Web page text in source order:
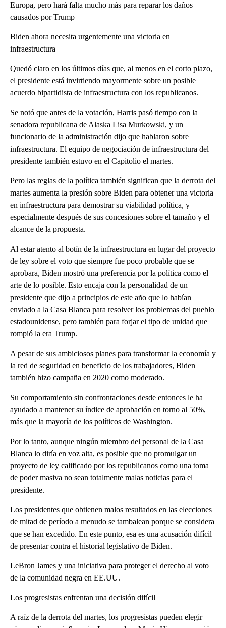
Europa, pero hará falta mucho más para reparar los daños
causados por Trump
Biden ahora necesita urgentemente una victoria en
infraestructura
Quedó claro en los últimos días que, al menos en el corto plazo,
el presidente está invirtiendo mayormente sobre un posible
acuerdo bipartidista de infraestructura con los republicanos.
Se notó que antes de la votación, Harris pasó tiempo con la
senadora republicana de Alaska Lisa Murkowski, y un
funcionario de la administración dijo que hablaron sobre
infraestructura. El equipo de negociación de infraestructura del
presidente también estuvo en el Capitolio el martes.
Pero las reglas de la política también significan que la derrota del
martes aumenta la presión sobre Biden para obtener una victoria
en infraestructura para demostrar su viabilidad política, y
especialmente después de sus concesiones sobre el tamaño y el
alcance de la propuesta.
Al estar atento al botín de la infraestructura en lugar del proyecto
de ley sobre el voto que siempre fue poco probable que se
aprobara, Biden mostró una preferencia por la política como el
arte de lo posible. Esto encaja con la personalidad de un
presidente que dijo a principios de este año que lo habían
enviado a la Casa Blanca para resolver los problemas del pueblo
estadounidense, pero también para forjar el tipo de unidad que
rompió la era Trump.
A pesar de sus ambiciosos planes para transformar la economía y
la red de seguridad en beneficio de los trabajadores, Biden
también hizo campaña en 2020 como moderado.
Su comportamiento sin confrontaciones desde entonces le ha
ayudado a mantener su índice de aprobación en torno al 50%,
más que la mayoría de los políticos de Washington.
Por lo tanto, aunque ningún miembro del personal de la Casa
Blanca lo diría en voz alta, es posible que no promulgar un
proyecto de ley calificado por los republicanos como una toma
de poder masiva no sean totalmente malas noticias para el
presidente.
Los presidentes que obtienen malos resultados en las elecciones
de mitad de período a menudo se tambalean porque se considera
que se han excedido. En este punto, esa es una acusación difícil
de presentar contra el historial legislativo de Biden.
LeBron James y una iniciativa para proteger el derecho al voto
de la comunidad negra en EE.UU.
Los progresistas enfrentan una decisión difícil
A raíz de la derrota del martes, los progresistas pueden elegir